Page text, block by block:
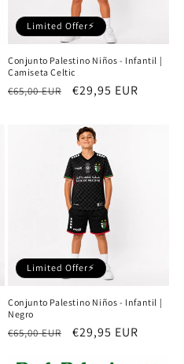
Limited Offer⚡
Conjunto Palestino Niños - Infantil |
Camiseta Celtic
Precio
€65,00 EUR
Precio
oferta
€29,95 EUR
Limited Offer⚡
Conjunto Palestino Niños - Infantil |
Negro
Precio
€65,00 EUR
Precio
€29,95 EUR